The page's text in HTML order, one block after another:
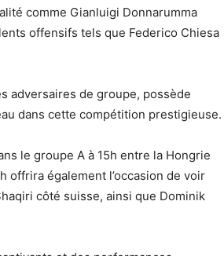
comme Gianluigi Donnarumma
offensifs tels que Federico Chiesa
adversaires de groupe, possède
dans cette compétition prestigieuse.
le groupe A à 15h entre la Hongrie
offrira également l’occasion de voir
côté suisse, ainsi que Dominik